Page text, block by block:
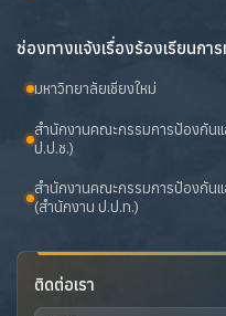
ช่องทางแจ้งเรื่องร้องเรียนกา
มหาวิทยาลัยเชียงใหม่
สำนักงานคณะกรรมการป้องกันแ
ป.ป.ช.)
สำนักงานคณะกรรมการป้องกัน
(สำนักงาน ป.ป.ท.)
ติดต่อเรา